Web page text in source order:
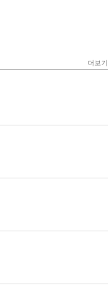
더보기